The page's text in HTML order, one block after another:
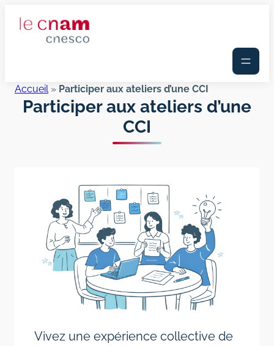
Accueil» Participer aux ateliers d’une CCI
Participer aux ateliers d’une
CCI
Vivez une expérience collective de